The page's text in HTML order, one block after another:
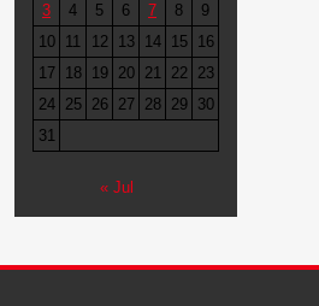
3
4 5 6 7 8
9
10
11 12 13 14 15
16
17
18 19 20 21 22
23
24
25 26 27 28 29
30
31
« Jul